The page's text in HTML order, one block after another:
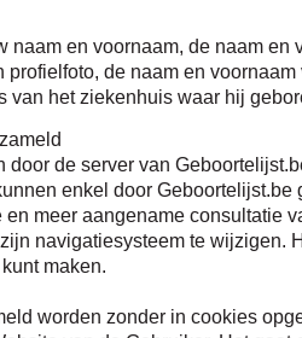
en voornaam, de naam
de naam en
het ziekenhuis waar hij
de server van
enkel door
meer aangename consultatie
navigatiesysteem te
maken.
worden zonder in cookies